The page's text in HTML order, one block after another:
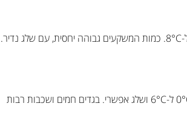
בחורף בדרום אנגליה, הכולל את לונדון ובריסטול, הטמפרטורות הממוצעות נעות בין 2°C ל-8°C. כמות המשקעים גבוהה יחסית, עם שלג נדיר.
בצפון אנגליה, הכולל את מנצ'סטר וניוקאסל, החורף קר יותר, עם טמפרטורות הנעות בין 0°C ל-6°C ושלג אפשרי. בגדים חמים ושכבות רבות